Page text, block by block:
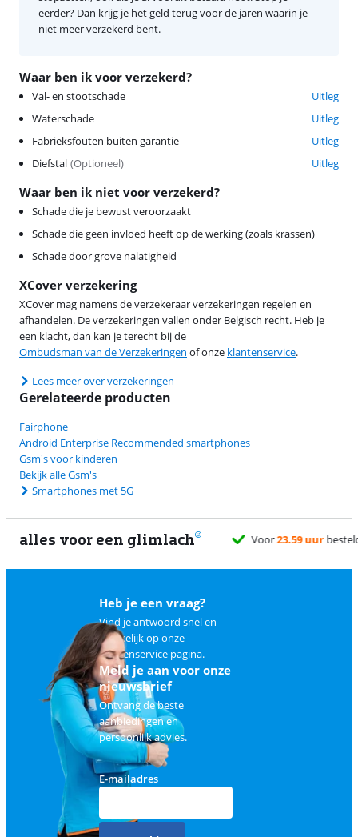
Waar ben ik voor verzekerd?
Val- en stootschade
Uitleg
Waterschade
Uitleg
Fabrieksfouten buiten garantie
Uitleg
Diefstal (Optioneel) Uitleg
Waar ben ik niet voor verzekerd?
Schade die je bewust veroorzaakt
Schade die geen invloed heeft op de werking (zoals krassen)
Schade door grove nalatigheid
XCover verzekering
XCover mag namens de verzekeraar verzekeringen regelen en
afhandelen. De verzekeringen vallen onder Belgisch recht. Heb je
een klacht, dan kan je terecht bij de
Ombudsman van de Verzekeringen of onze klantenservice.
Lees meer over verzekeringen
eerder? Dan krijg je het geld terug voor de jaren waarin je
niet meer verzekerd bent.
Gerelateerde producten
Fairphone
Android Enterprise Recommended smartphones
Gsm's voor kinderen
Bekijk alle Gsm's
Smartphones met 5G
alles voor een glimlach
Heb je een vraag?
Vind je antwoord snel en
makkelijk oponze
klantenservice pagina.
Meld je aan voor onze
nieuwsbrief
Ontvang de beste
aanbiedingen en
persoonlijk advies.
E-mailadres